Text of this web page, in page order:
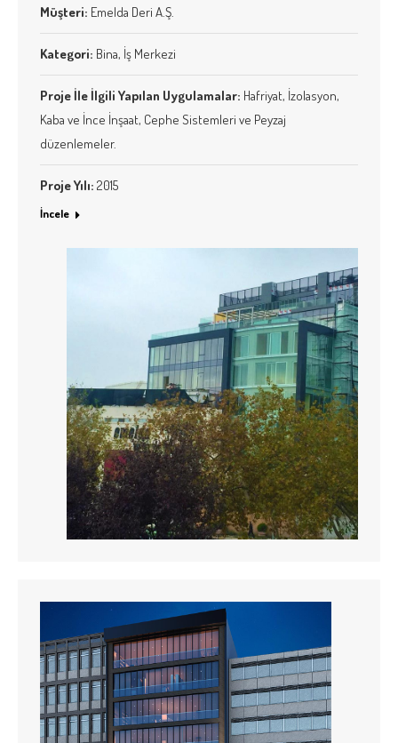
Müşteri: Emelda Deri A.Ş.
Kategori: Bina, İş Merkezi
Proje İle İlgili Yapılan Uygulamalar: Hafriyat, İzolasyon,
Kaba ve İnce İnşaat, Cephe Sistemleri ve Peyzaj
düzenlemeler.
Proje Yılı: 2015
İncele